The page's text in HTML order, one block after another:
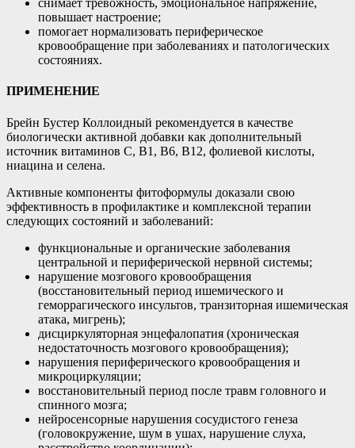
снимает тревожность, эмоциональное напряжение,
повышает настроение;
помогает нормализовать периферическое
кровообращение при заболеваниях и патологических
состояниях.
ПРИМЕНЕНИЕ
Брейн Бустер Коллоидный рекомендуется в качестве
биологически активной добавки как дополнительный
источник витаминов С, В1, В6, В12, фолиевой кислоты,
ниацина и селена.
Активные компоненты фитоформулы доказали свою
эффективность в профилактике и комплексной терапии
следующих состояний и заболеваний:
функциональные и органические заболевания
центральной и периферической нервной системы;
нарушение мозгового кровообращения
(восстановительный период ишемического и
геморрагического инсультов, транзиторная ишемическая
атака, мигрень);
дисциркуляторная энцефалопатия (хроническая
недостаточность мозгового кровообращения);
нарушения периферического кровообращения и
микроциркуляции;
восстановительный период после травм головного и
спинного мозга;
нейросенсорные нарушения сосудистого генеза
(головокружение, шум в ушах, нарушение слуха,